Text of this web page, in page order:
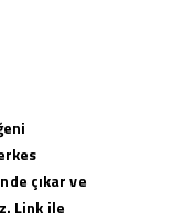
çıkar ve
Link ile